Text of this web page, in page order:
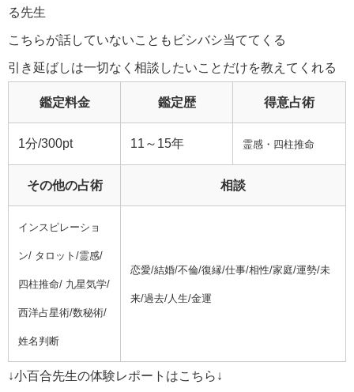
る先生
こちらが話していないこともビシバシ当ててくる
引き延ばしは一切なく相談したいことだけを教えてくれる
鑑定料金 鑑定歴 得意占術
1分/300pt 11～15年 霊感・四柱推命
その他の占術 相談
インスピレーショ
ン/ タロット/霊感/
四柱推命/ 九星気学/
西洋占星術/数秘術/
姓名判断
恋愛/結婚/不倫/復縁/仕事/相性/家庭/運勢/未
来/過去/人生/金運
↓小百合先生の体験レポートはこちら↓